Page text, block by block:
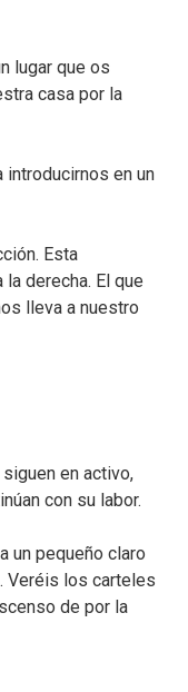
lugar que os
casa por la
introducirnos en un
Esta
derecha. El que
lleva a nuestro
en activo,
con su labor.
un pequeño claro
Veréis los carteles
de por la